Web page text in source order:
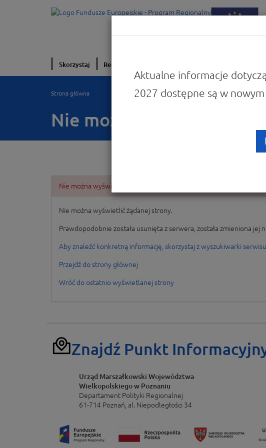
Skorzystaj Realizuję projekt
Strona główna
Nie można wyświetlić
Nie można wyświetlić żądanej strony.
Nie można wyświetlić żądanej strony.
Prawdopodobnie została usunięta z serwera, została zmieniona jej
Aby znaleźć konkretną informację, skorzystaj z wyszukiwarki serwisu
Przejdź do strony głównej
Wróć do ostatnio wyświetlanej strony
Znajdź Punkt
Urząd Marszałkowski Województwa
Wielkopolskiego w Poznaniu
Departament Polityki Regionalnej
61-714 Poznań, al. Niepodległości 34
Aktualne informacje
2027 dostępne są w